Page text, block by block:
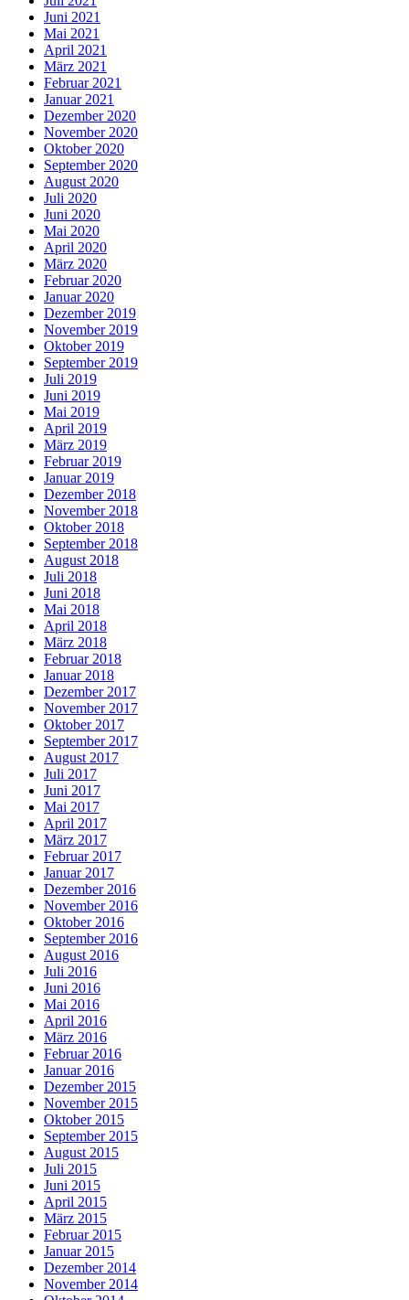
Juni 2021
Mai 2021
April 2021
März 2021
Februar 2021
Januar 2021
Dezember 2020
November 2020
Oktober 2020
September 2020
August 2020
Juli 2020
Juni 2020
Mai 2020
April 2020
März 2020
Februar 2020
Januar 2020
Dezember 2019
November 2019
Oktober 2019
September 2019
Juli 2019
Juni 2019
Mai 2019
April 2019
März 2019
Februar 2019
Januar 2019
Dezember 2018
November 2018
Oktober 2018
September 2018
August 2018
Juli 2018
Juni 2018
Mai 2018
April 2018
März 2018
Februar 2018
Januar 2018
Dezember 2017
November 2017
Oktober 2017
September 2017
August 2017
Juli 2017
Juni 2017
Mai 2017
April 2017
März 2017
Februar 2017
Januar 2017
Dezember 2016
November 2016
Oktober 2016
September 2016
August 2016
Juli 2016
Juni 2016
Mai 2016
April 2016
März 2016
Februar 2016
Januar 2016
Dezember 2015
November 2015
Oktober 2015
September 2015
August 2015
Juli 2015
Juni 2015
April 2015
März 2015
Februar 2015
Januar 2015
Dezember 2014
November 2014